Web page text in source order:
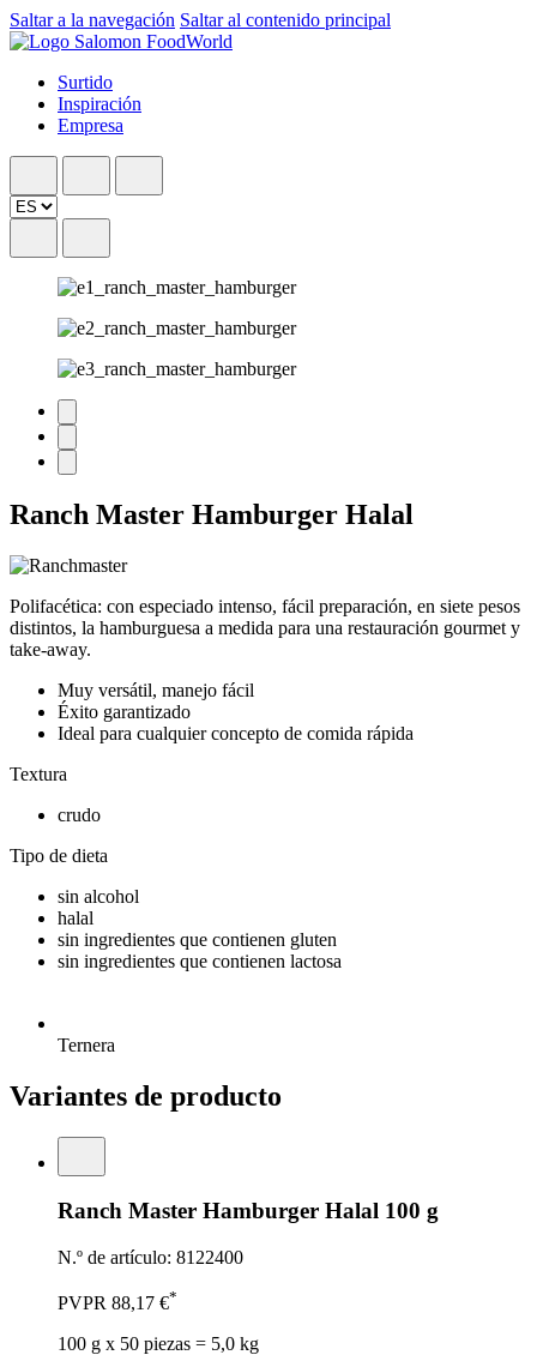
Saltar a la navegación Saltar al contenido principal
Surtido
Inspiración
Empresa
Ranch Master Hamburger Halal
Polifacética: con especiado intenso, fácil preparación, en siete pesos
distintos, la hamburguesa a medida para una restauración gourmet y
take-away.
Muy versátil, manejo fácil
Éxito garantizado
Ideal para cualquier concepto de comida rápida
Textura
crudo
Tipo de dieta
sin alcohol
halal
sin ingredientes que contienen gluten
sin ingredientes que contienen lactosa
Ternera
Variantes de producto
Ranch Master Hamburger Halal 100 g
N.º de artículo: 8122400
PVPR 88,17 €*
100 g x 50 piezas = 5,0 kg